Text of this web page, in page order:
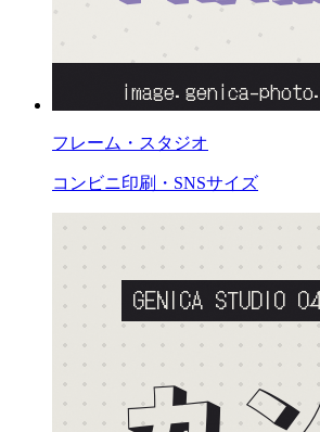
フレーム・スタジオ
コンビニ印刷・SNSサイズ